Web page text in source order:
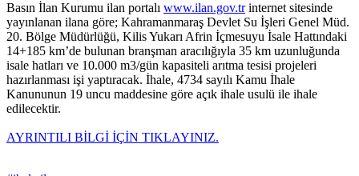
Basın İlan Kurumu ilan portalı www.ilan.gov.trinternet sitesinde
yayınlanan ilana göre; Kahramanmaraş Devlet Su İşleri Genel Müd.
20. Bölge Müdürlüğü, Kilis Yukarı Afrin İçmesuyu İsale Hattındaki
14+185 km’de bulunan branşman aracılığıyla 35 km uzunluğunda
isale hatları ve 10.000 m3/gün kapasiteli arıtma tesisi projeleri
hazırlanması işi yaptıracak. İhale, 4734 sayılı Kamu İhale
Kanununun 19 uncu maddesine göre açık ihale usulü ile ihale
edilecektir.
AYRINTILI BİLGİ İÇİN TIKLAYINIZ.